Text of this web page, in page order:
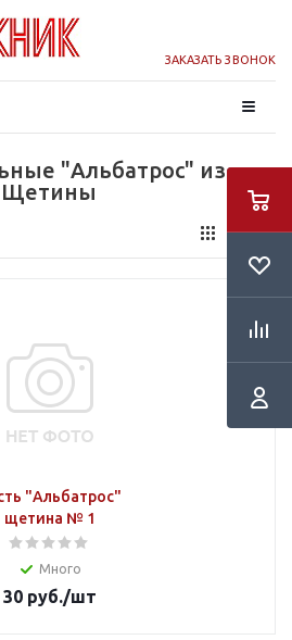
ЗАКАЗАТЬ ЗВОНОК
"Альбатрос" из
Щетины
"Альбатрос"
щетина № 1
Много
30руб./шт